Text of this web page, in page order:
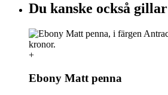
Du kanske också gillar
+
Ebony Matt penna